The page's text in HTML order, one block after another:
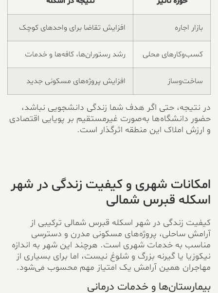
بازار اجاره افزایش تقاضا برای واحدهای کوچک
کسب‌وکارهای محلی رشد رستوران‌ها، کافه‌ها و خدمات
ساخت‌وساز افزایش پروژه‌های مسکونی جدید
در نتیجه، حتی اگر هدف شما زندگی دانشجویی نباشد،
حضور دانشگاه‌ها به‌صورت غیرمستقیم بر پویایی اقتصادی
و ارزش املاک این منطقه اثرگذار است.
امکانات شهری و کیفیت زندگی در شهر
اسکله قبرس شمالی
کیفیت زندگی در شهر اسکله قبرس شمالی ترکیبی از
آرامش ساحلی، پروژه‌های مسکونی مدرن و دسترسی
مناسب به خدمات شهری است. هرچند این شهر به اندازه
نیکوزیا یا گیرنه بزرگ و شلوغ نیست، اما برای بسیاری از
مهاجران همین آرامش یک امتیاز مهم محسوب می‌شود.
بیمارستان‌ها و خدمات درمانی